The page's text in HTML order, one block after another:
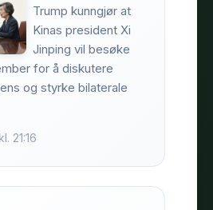
Trump kunngjør at
Kinas president Xi
Jinping vil besøke
for å diskutere
og styrke bilaterale
21:16